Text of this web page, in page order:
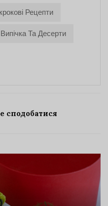
Рецепти
Випічка Та Десерти
сподобатися